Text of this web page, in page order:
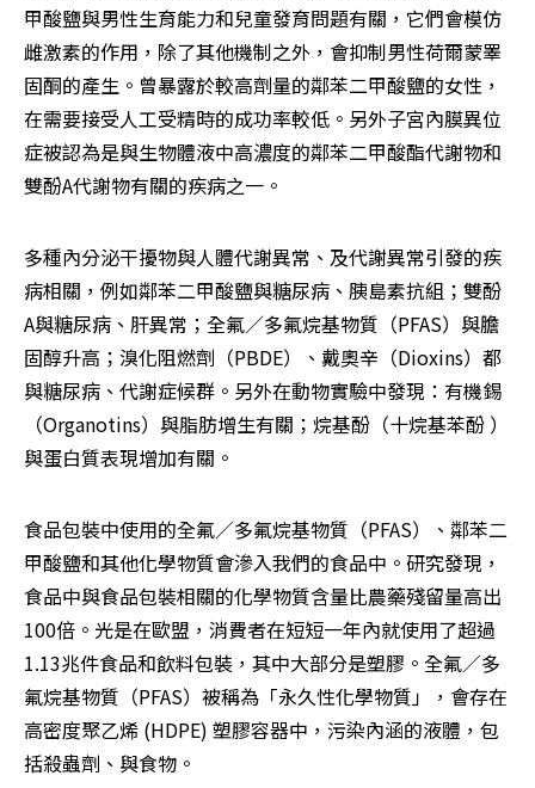
甲酸鹽與男性生育能力和兒童發育問題有關，它們會模仿
雌激素的作用，除了其他機制之外，會抑制男性荷爾蒙睪
固酮的產生。曾暴露於較高劑量的鄰苯二甲酸鹽的女性，
在需要接受人工受精時的成功率較低。另外子宮內膜異位
症被認為是與生物體液中高濃度的鄰苯二甲酸酯代謝物和
雙酚A代謝物有關的疾病之一。
多種內分泌干擾物與人體代謝異常、及代謝異常引發的疾
病相關，例如鄰苯二甲酸鹽與糖尿病、胰島素抗組；雙酚
A與糖尿病、肝異常；全氟／多氟烷基物質（PFAS）與膽
固醇升高；溴化阻燃劑（PBDE）、戴奧辛（Dioxins）都
與糖尿病、代謝症候群。另外在動物實驗中發現：有機錫
（Organotins）與脂肪增生有關；烷基酚（十烷基苯酚 ）
與蛋白質表現增加有關。
食品包裝中使用的全氟／多氟烷基物質（PFAS）、鄰苯二
甲酸鹽和其他化學物質會滲入我們的食品中。研究發現，
食品中與食品包裝相關的化學物質含量比農藥殘留量高出
100倍。光是在歐盟，消費者在短短一年內就使用了超過
1.13兆件食品和飲料包裝，其中大部分是塑膠。全氟／多
氟烷基物質（PFAS）被稱為「永久性化學物質」，會存在
高密度聚乙烯 (HDPE) 塑膠容器中，污染內涵的液體，包
括殺蟲劑、與食物。